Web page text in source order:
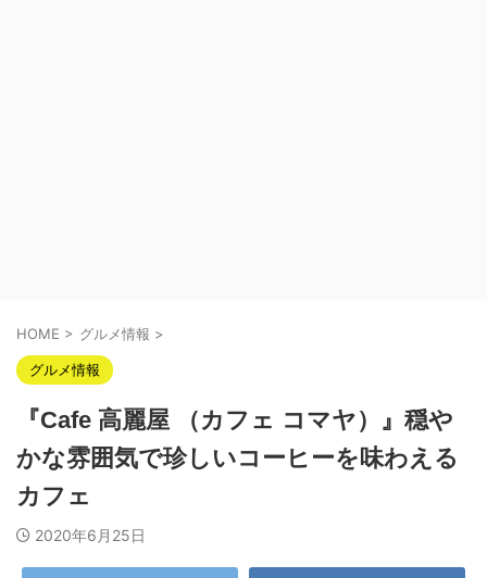
HOME > グルメ情報 >
グルメ情報
『Cafe 高麗屋 （カフェ コマヤ）』穏や
かな雰囲気で珍しいコーヒーを味わえる
カフェ
2020年6月25日